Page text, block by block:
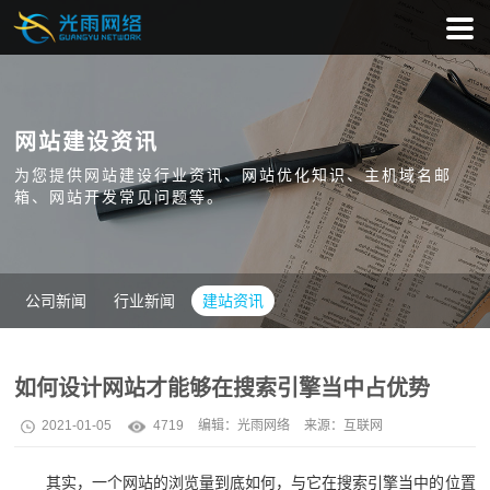
网站建设资讯
为您提供网站建设行业资讯、网站优化知识、主机域名邮
箱、网站开发常见问题等。
公司新闻 行业新闻 建站资讯
如何设计网站才能够在搜索引擎当中占优势
2021-01-05 4719 编辑：光雨网络 来源：互联网
其实，一个网站的浏览量到底如何，与它在搜索引擎当中的位置